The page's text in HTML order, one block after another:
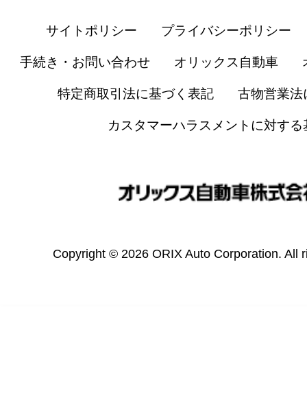
サイトポリシー プライバシーポリシー
手続き・お問い合わせ オリックス自動車
特定商取引法に基づく表記 古物営業法
カスタマーハラスメントに対する
Copyright © 2026 ORIX Auto Corporation. All